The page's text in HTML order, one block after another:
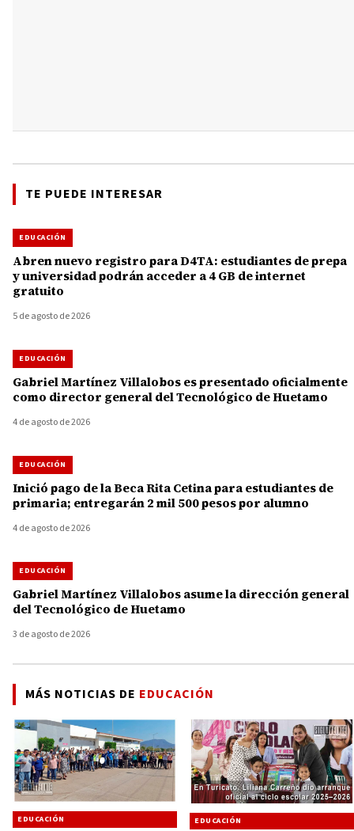
TE PUEDE INTERESAR
EDUCACIÓN
Abren nuevo registro para D4TA: estudiantes de prepa
y universidad podrán acceder a 4 GB de internet
gratuito
5 de agosto de 2026
EDUCACIÓN
Gabriel Martínez Villalobos es presentado oficialmente
como director general del Tecnológico de Huetamo
4 de agosto de 2026
EDUCACIÓN
Inició pago de la Beca Rita Cetina para estudiantes de
primaria; entregarán 2 mil 500 pesos por alumno
4 de agosto de 2026
EDUCACIÓN
Gabriel Martínez Villalobos asume la dirección general
del Tecnológico de Huetamo
3 de agosto de 2026
MÁS NOTICIAS DE EDUCACIÓN
EDUCACIÓN EDUCACIÓN